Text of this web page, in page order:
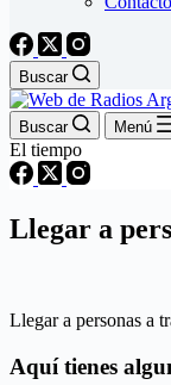
Buscar
Buscar Menú
El tiempo
Llegar a
Llegar a personas a
Aquí tienes